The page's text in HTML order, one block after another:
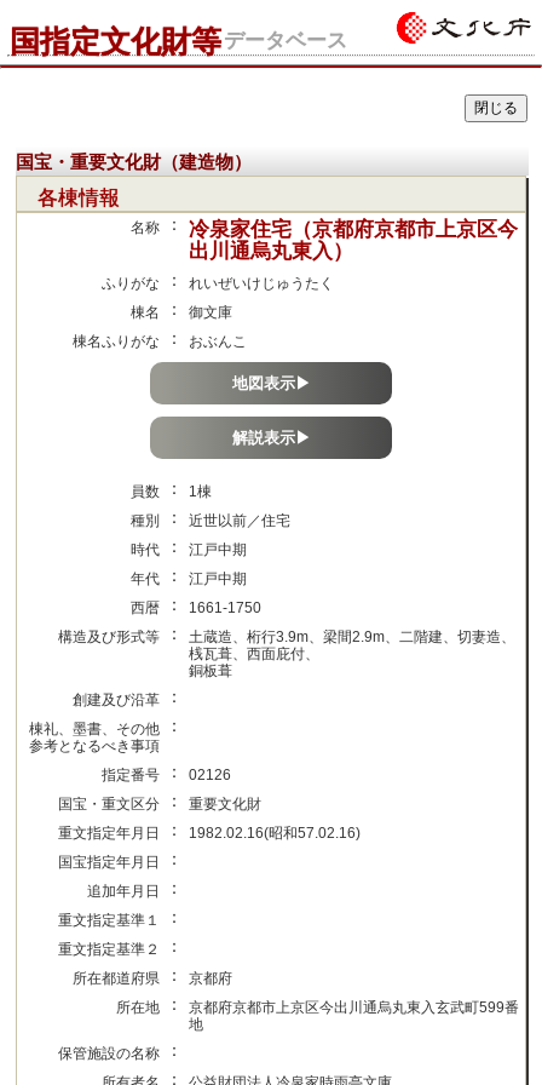
国指定文化財等データベース
国宝・重要文化財（建造物）
各棟情報
名称 ：
冷泉家住宅（京都府京都市上京区今
出川通烏丸東入）
ふりがな ：
れいぜいけじゅうたく
棟名
：
御文庫
棟名ふりがな
： おぶんこ
地図表示▶
解説表示▶
員数 ：
1棟
種別
：
近世以前／住宅
時代
：
江戸中期
年代
：
江戸中期
西暦
：
1661-1750
構造及び形式等
：
土蔵造、桁行3.9m、梁間2.9m、二階建、切妻造、
桟瓦葺、西面庇付、
銅板葺
創建及び沿革
：
棟礼、墨書、その他
参考となるべき事項
：
指定番号 ：
02126
国宝・重文区分
：
重要文化財
重文指定年月日
：
1982.02.16(昭和57.02.16)
国宝指定年月日
：
追加年月日 ：
重文指定基準１ ：
重文指定基準２ ：
所在都道府県 ：
京都府
所在地
：
京都府京都市上京区今出川通烏丸東入玄武町599番
地
保管施設の名称
：
：